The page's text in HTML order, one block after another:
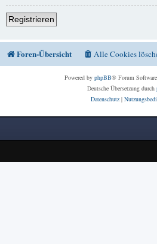
Registrieren
Foren-Übersicht Alle Cookies
Powered by phpBB® Forum
Deutsche Übersetzung durch
Datenschutz|